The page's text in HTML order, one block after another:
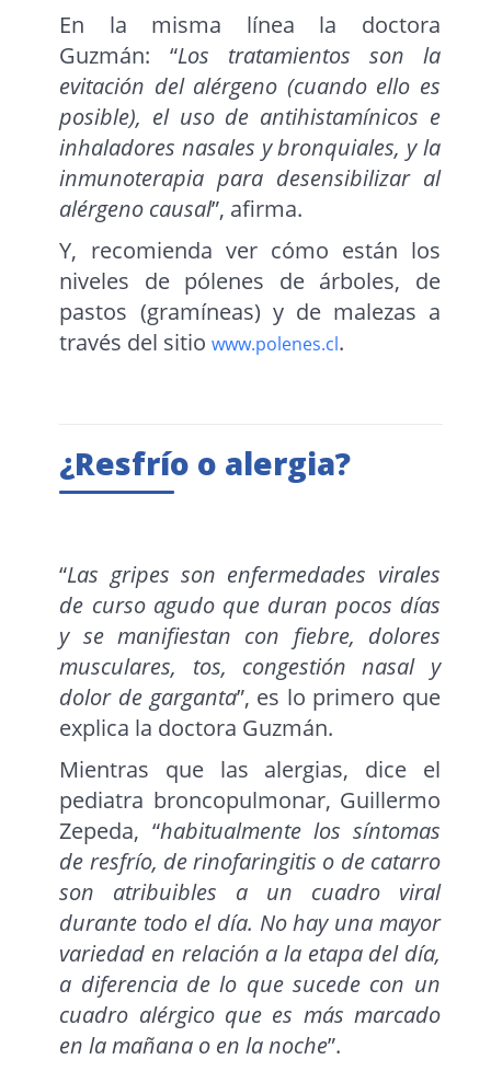
En la misma línea la doctora
Guzmán: “Los tratamientos son la
evitación del alérgeno (cuando ello es
posible), el uso de antihistamínicos e
inhaladores nasales y bronquiales, y la
inmunoterapia para desensibilizar al
alérgeno causal”, afirma.
Y, recomienda ver cómo están los
niveles de pólenes de árboles, de
pastos (gramíneas) y de malezas a
través del sitiowww.polenes.cl.
¿Resfrío o alergia?
“Las gripes son enfermedades virales
de curso agudo que duran pocos días
y se manifiestan con fiebre, dolores
musculares, tos, congestión nasal y
dolor de garganta”, es lo primero que
explica la doctora Guzmán.
Mientras que las alergias, dice el
pediatra broncopulmonar, Guillermo
Zepeda, “habitualmente los síntomas
de resfrío, de rinofaringitis o de catarro
son atribuibles a un cuadro viral
durante todo el día. No hay una mayor
variedad en relación a la etapa del día,
a diferencia de lo que sucede con un
cuadro alérgico que es más marcado
en la mañana o en la noche”.